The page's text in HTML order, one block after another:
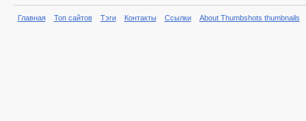
Главная Топ сайтов Тэги Контакты Ссылки About Thumbshots thumbnails